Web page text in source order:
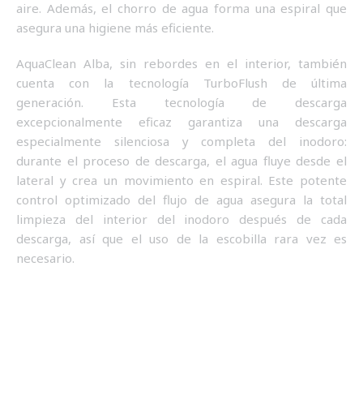
aire. Además, el chorro de agua forma una espiral que
asegura una higiene más eficiente.
AquaClean Alba, sin rebordes en el interior, también
cuenta con la tecnología TurboFlush de última
generación. Esta tecnología de descarga
excepcionalmente eficaz garantiza una descarga
especialmente silenciosa y completa del inodoro:
durante el proceso de descarga, el agua fluye desde el
lateral y crea un movimiento en espiral. Este potente
control optimizado del flujo de agua asegura la total
limpieza del interior del inodoro después de cada
descarga, así que el uso de la escobilla rara vez es
necesario.